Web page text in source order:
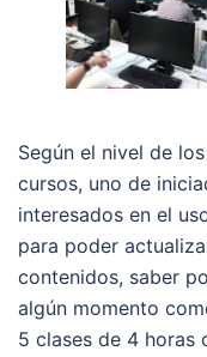
Según el nivel de
cursos, uno de
interesados en el
para poder
contenidos, saber
algún momento
5 clases de 4 horas